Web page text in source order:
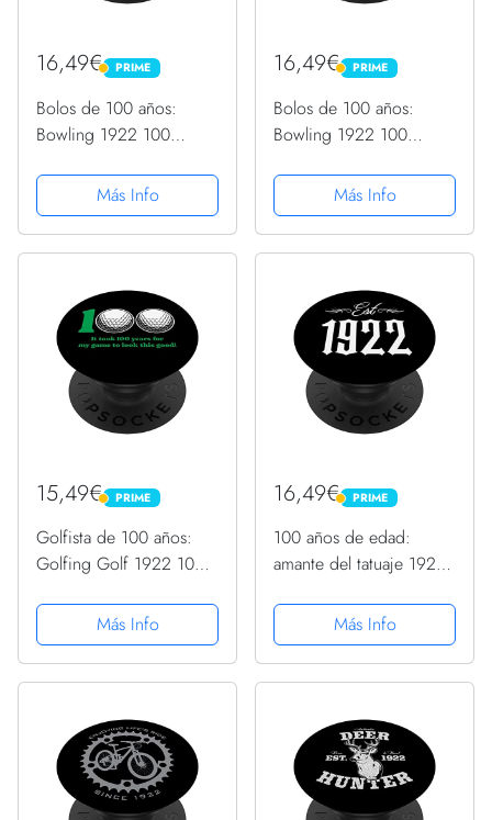
16,49€ PRIME
PRIME
Bolos de 100 años:
Bowling 1922 100
PopGrip Intercambiable
Más Info
16,49€ PRIME
PRIME
Bolos de 100 años:
Bowling 1922 100
PopGrip Intercambiable
Más Info
15,49€ PRIME
PRIME
Golfista de 100 años:
Golfing Golf 1922 100
PopGrip Intercambiable
Más Info
16,49€ PRIME
PRIME
100 años de edad:
amante del tatuaje 1922
PopSockets PopGrip
Intercambiable
Más Info